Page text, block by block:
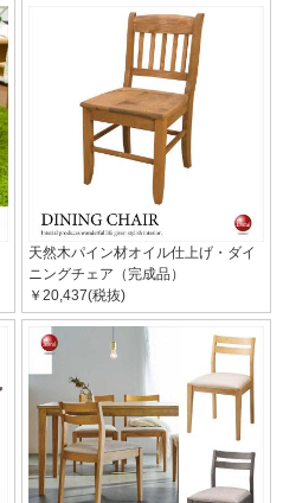
天然木パイン材オイル仕上げ・ダイ
ニングチェア（完成品）
￥20,437(税抜)